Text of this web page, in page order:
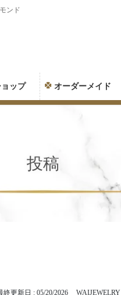
ンド
ップ オーダーメイド
投稿
終更新日 :05/20/2026 WAIJEWELRY